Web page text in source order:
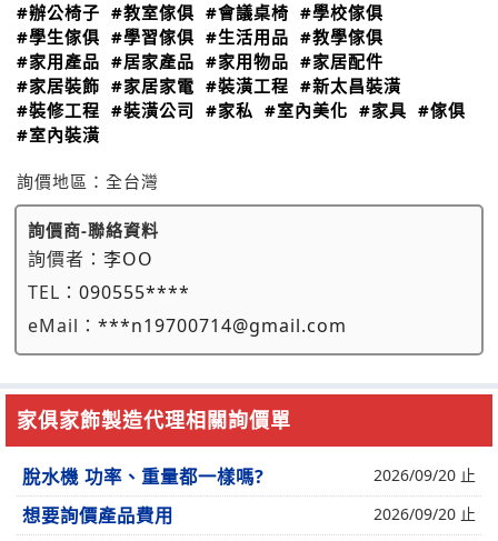
#辦公椅子 #教室傢俱 #會議桌椅 #學校傢俱
#學生傢俱 #學習傢俱 #生活用品 #教學傢俱
#家用產品 #居家產品 #家用物品 #家居配件
#家居裝飾 #家居家電 #裝潢工程 #新太昌裝潢
#裝修工程 #裝潢公司 #家私 #室內美化 #家具 #傢俱
#室內裝潢
詢價地區： 全台灣
詢價商-聯絡資料
詢價者： 李OO
TEL： 090555****
eMail： ***n19700714@gmail.com
家俱家飾製造代理相關詢價單
脫水機 功率、重量都一樣嗎? 2026/09/20 止
想要詢價產品費用 2026/09/20 止